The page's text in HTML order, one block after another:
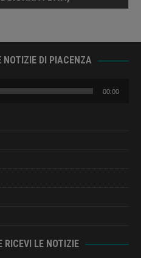
NOTIZIE DI PIACENZA
00:00
RICEVI LE NOTIZIE